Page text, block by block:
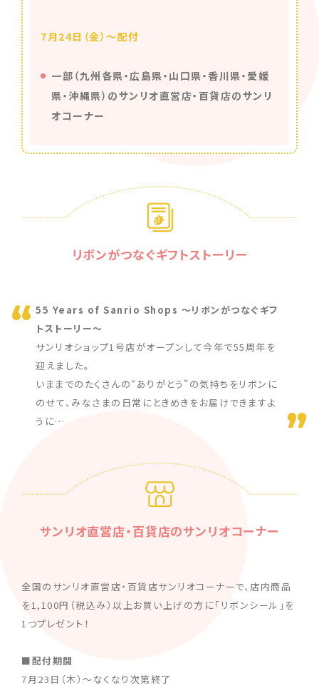
7月24日（金）～配付
一部（九州各県・広島県・山口県・香川県・愛媛
県・沖縄県）のサンリオ直営店・百貨店のサンリ
オコーナー
リボンがつなぐギフトストーリー
55 Years of Sanrio Shops 〜リボンがつなぐギフ
トストーリー〜
サンリオショップ1号店がオープンして今年で55周年を
迎えました。
いままでのたくさんの“ありがとう”の気持ちをリボンに
のせて、みなさまの日常にときめきをお届けできますよ
うに…
サンリオ直営店・百貨店のサンリオコーナー
全国のサンリオ直営店・百貨店サンリオコーナーで、店内商品
を1,100円（税込み）以上お買い上げの方に「リボンシール」を
1つプレゼント！
■配付期間
7月23日（木）～なくなり次第終了